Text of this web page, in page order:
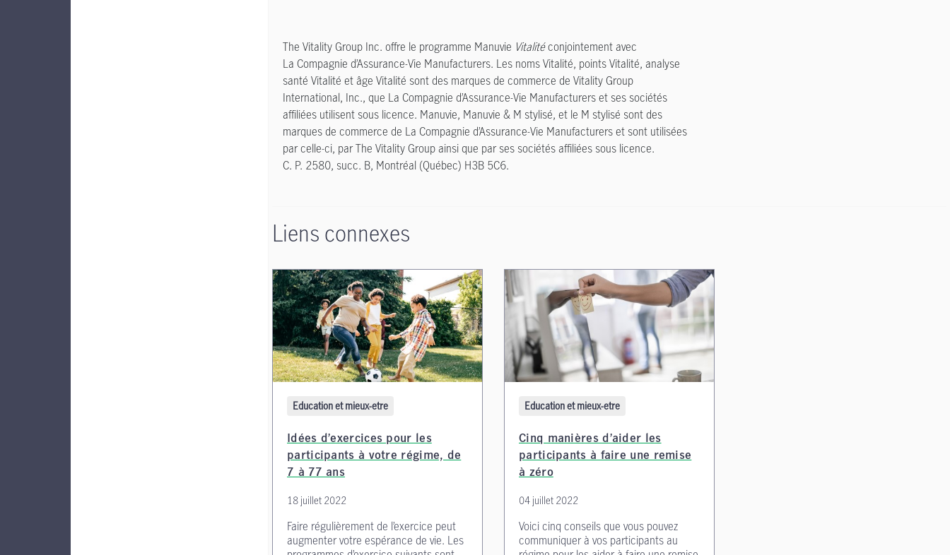
The Vitality Group Inc. offre le programme Manuvie Vitalitéconjointement avec
La Compagnie d’Assurance-Vie Manufacturers. Les noms Vitalité, points Vitalité, analyse
santé Vitalité et âge Vitalité sont des marques de commerce de Vitality Group
International, Inc., que La Compagnie d’Assurance-Vie Manufacturers et ses sociétés
affiliées utilisent sous licence. Manuvie, Manuvie & M stylisé, et le M stylisé sont des
marques de commerce de La Compagnie d’Assurance-Vie Manufacturers et sont utilisées
par celle-ci, par The Vitality Group ainsi que par ses sociétés affiliées sous licence.
C. P. 2580, succ. B, Montréal (Québec) H3B 5C6.
Liens connexes
Education et mieux-etre
Idées d’exercices pour les
participants à votre régime, de
7 à 77 ans
18 juillet 2022
Faire régulièrement de l’exercice peut
augmenter votre espérance de vie. Les
Education et mieux-etre
Cinq manières d’aider les
participants à faire une remise
à zéro
04 juillet 2022
Voici cinq conseils que vous pouvez
communiquer à vos participants au